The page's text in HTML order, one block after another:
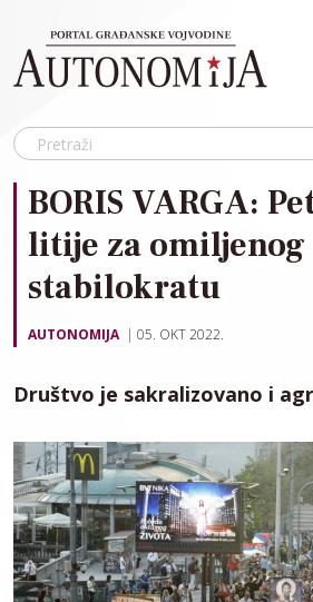
BORIS VARGA:
litije za omiljenog
stabilokratu
AUTONOMIJA 05. OKT 2022.
Društvo je sakralizovano i